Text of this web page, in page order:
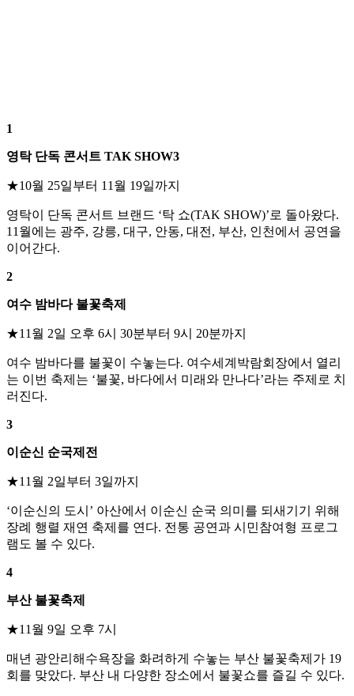
1
영탁 단독 콘서트 TAK SHOW3
★10월 25일부터 11월 19일까지
영탁이 단독 콘서트 브랜드 ‘탁 쇼(TAK SHOW)’로 돌아왔다.
11월에는 광주, 강릉, 대구, 안동, 대전, 부산, 인천에서 공연을
이어간다.
2
여수 밤바다 불꽃축제
★11월 2일 오후 6시 30분부터 9시 20분까지
여수 밤바다를 불꽃이 수놓는다. 여수세계박람회장에서 열리
는 이번 축제는 ‘불꽃, 바다에서 미래와 만나다’라는 주제로 치
러진다.
3
이순신 순국제전
★11월 2일부터 3일까지
‘이순신의 도시’ 아산에서 이순신 순국 의미를 되새기기 위해
장례 행렬 재연 축제를 연다. 전통 공연과 시민참여형 프로그
램도 볼 수 있다.
4
부산 불꽃축제
★11월 9일 오후 7시
매년 광안리해수욕장을 화려하게 수놓는 부산 불꽃축제가 19
회를 맞았다. 부산 내 다양한 장소에서 불꽃쇼를 즐길 수 있다.